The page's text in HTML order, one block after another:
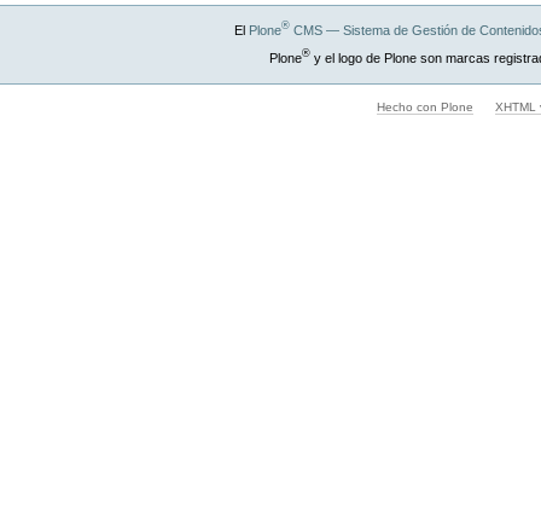
El Plone®CMS — Sistema de Gestión de
Plone®y el logo de Plone son marcas
Hecho con Plone XHTML